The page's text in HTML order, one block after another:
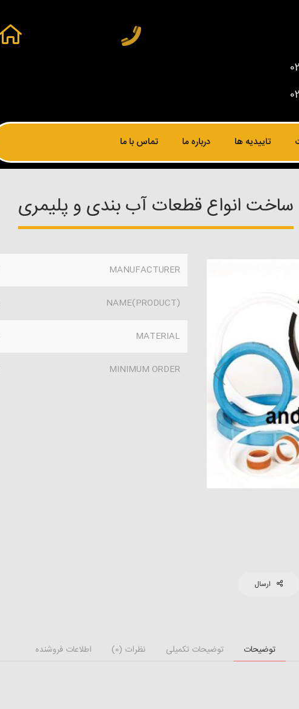
تاییدیه ها درباره ما تماس با ما
ساخت انواع قطعات آب بندی و پلیمری
ارسال
MANUFACTURER
(PRODUCT)NAME
MATERIAL
MINIMUM ORDER
توضیحات توضیحات تکمیلی نظرات (0) اطلاعات فروشنده